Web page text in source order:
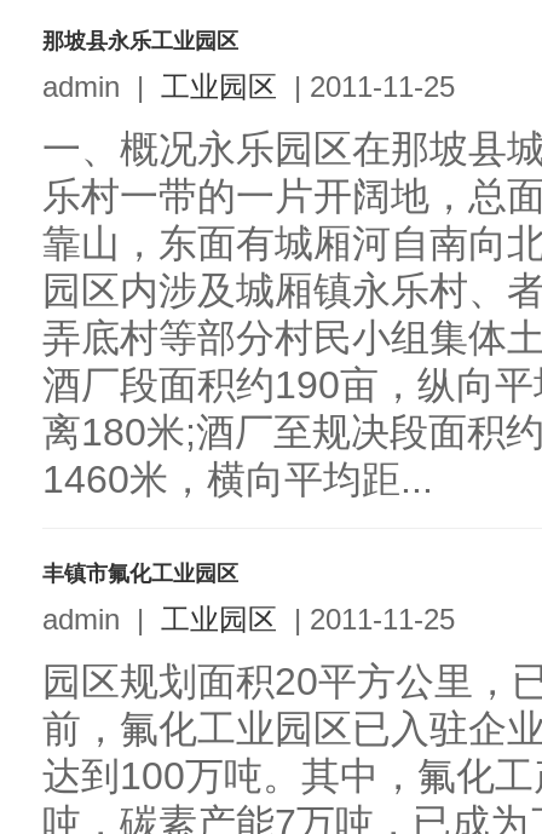
那坡县永乐工业园区
admin | 工业园区 | 2011-11-25
一、概况永乐园区在那坡县
乐村一带的一片开阔地，总
靠山，东面有城厢河自南向
园区内涉及城厢镇永乐村、
弄底村等部分村民小组集体
酒厂段面积约190亩，纵向
离180米;酒厂至规决段面积
1460米，横向平均距...
丰镇市氟化工业园区
admin | 工业园区 | 2011-11-25
园区规划面积20平方公里，
前，氟化工业园区已入驻企
达到100万吨。其中，氟化
吨，碳素产能7万吨，已成